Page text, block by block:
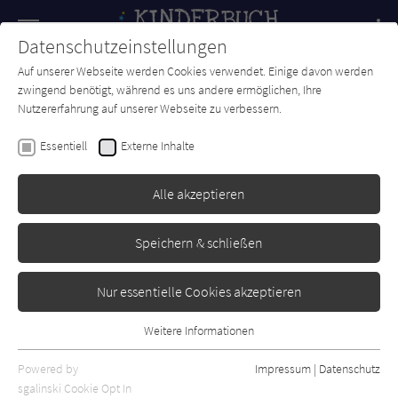
SUCHE Forum Charts Newsletter
Kathrin Lena Orso
Seelilly - Die verflixt
verhixte Hixenprüfung
dtv
Datenschutzeinstellungen
Auf unserer Webseite werden Cookies verwendet. Einige davon werden
zwingend benötigt, während es uns andere ermöglichen, Ihre
Nutzererfahrung auf unserer Webseite zu verbessern.
Essentiell Externe Inhalte
Alle akzeptieren
Speichern & schließen
Nur essentielle Cookies akzeptieren
Essentielle Cookies werden für grundlegende Funktionen der
Webseite benötigt. Dadurch ist gewährleistet, dass die Webseite
Weitere Informationen
Powered by
sgalinski Cookie Opt In
Impressum | Datenschutz